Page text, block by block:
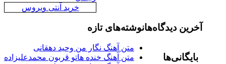
خرید آنتی ویروس
نوشته‌های تازه
متن آهنگ نگار من وحید دهقانی
متن آهنگ خنده هاتو قربون محمدعلیزاده
دیدگاه‌ها